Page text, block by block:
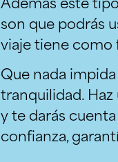
Además este
son que podrás
viaje tiene como
Que nada
tranquilidad.
y te darás
confianza,